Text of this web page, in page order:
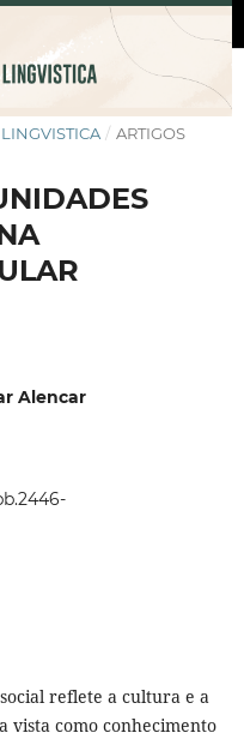
/ ARTIGOS
Alencar
reflete a cultura e a
vista como conhecimento